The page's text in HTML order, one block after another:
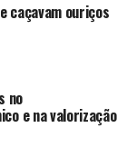
caçavam ouriços
no
e na valorização